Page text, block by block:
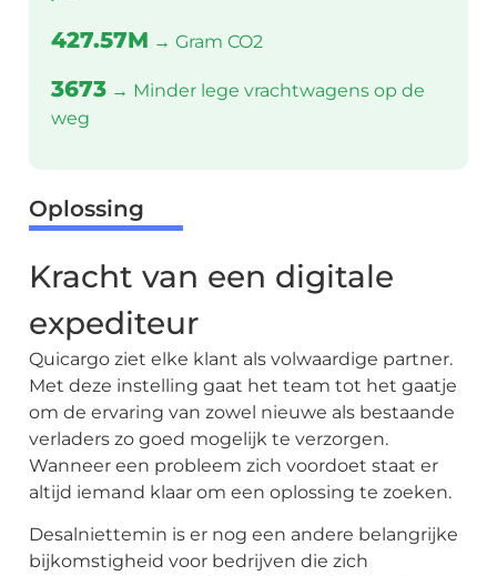
427.57M → Gram CO2
3673 → Minder lege vrachtwagens op de
weg
Oplossing
Kracht van een digitale
expediteur
Quicargo ziet elke klant als volwaardige partner.
Met deze instelling gaat het team tot het gaatje
om de ervaring van zowel nieuwe als bestaande
verladers zo goed mogelijk te verzorgen.
Wanneer een probleem zich voordoet staat er
altijd iemand klaar om een oplossing te zoeken.
Desalniettemin is er nog een andere belangrijke
bijkomstigheid voor bedrijven die zich